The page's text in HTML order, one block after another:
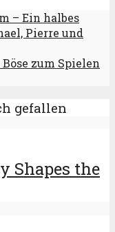
– Ein halbes
Pierre und
zum Spielen
gefallen
Shapes the